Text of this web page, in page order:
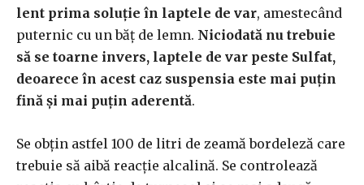
lent prima soluţie în laptele de var, amestecând
puternic cu un băţ de lemn. Niciodată nu trebuie
să se toarne invers, laptele de var peste Sulfat,
deoarece în acest caz suspensia este mai puţin
fină şi mai puţin aderentă.
Se obţin astfel 100 de litri de zeamă bordeleză care
trebuie să aibă reacţie alcalină. Se controlează